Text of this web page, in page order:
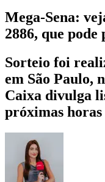
Mega-Sena:
2886, que
Sorteio foi
em São Paulo,
Caixa divulga
próximas horas